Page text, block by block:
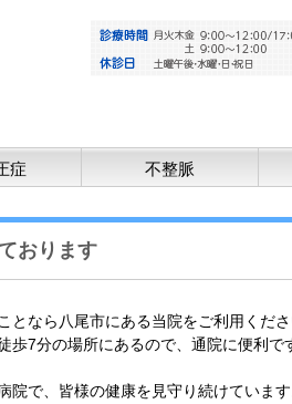
症 不整脈
おります
となら八尾市にある当院をご利用くださ
歩7分の場所にあるので、通院に便利で
院で、皆様の健康を見守り続けていま